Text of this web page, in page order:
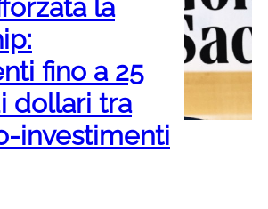
la
fino a 25
dollari tra
investimenti